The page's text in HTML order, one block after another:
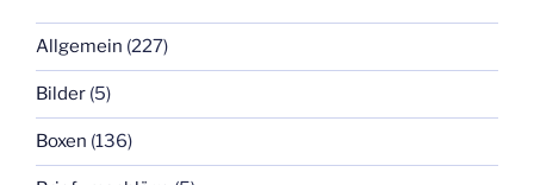
Allgemein (227)
Bilder (5)
Boxen (136)